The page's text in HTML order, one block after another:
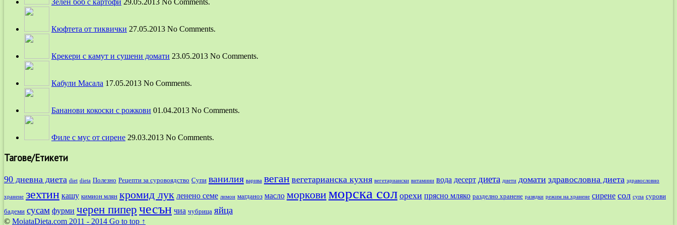
Зелен боб с картофи 29.05.2013 No Comments.
Кюфтета от тиквички 27.05.2013 No Comments.
Крекери с камут и сушени домати 23.05.2013 No Comments.
Кабули Масала 17.05.2013 No Comments.
Бананови кокоски с рожкови 01.04.2013 No Comments.
Филе с мус от сирене 29.03.2013 No Comments.
Тагове/Етикети
90 дневна диета diet dieta Полезно Рецепти за суровоядство Супи ванилия варива веган вегетарианска кухня вегетариански витамини вода десерт диета диети домати здравословна диета здравословно
хранене зехтин кашу кимион млян кромид лук ленено семе лимон магданоз масло морковиморска сол орехи прясно мляко разделно хранене разядки режим на хранене сирене сол супа сурови
бадеми сусам фурми черен пипер чесън чиа чубрица яйца
© MoiataDieta.com 2011 - 2014 Go to top ↑